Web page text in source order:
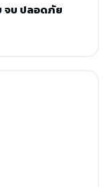
จบ ปลอดภัย